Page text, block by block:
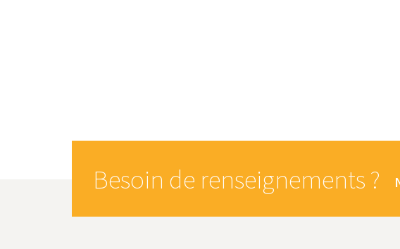
Besoin de renseignements ?